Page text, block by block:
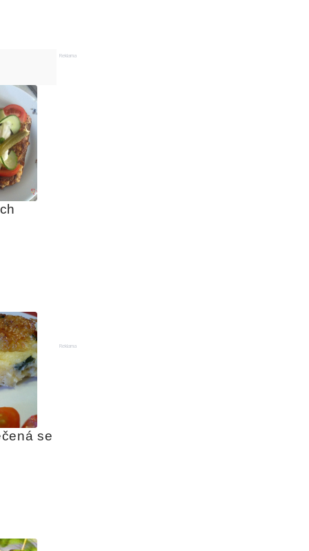
se
Reklama
Reklama